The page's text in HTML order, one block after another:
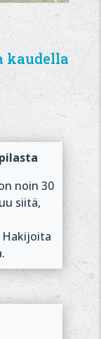
kaudella
noin 30
siitä,